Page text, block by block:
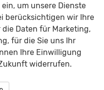
l/100km
km
um unsere Dienste
berücksichtigen wir Ihre
Daten für Marketing,
für die Sie uns Ihr
Ihre Einwilligung
widerrufen.